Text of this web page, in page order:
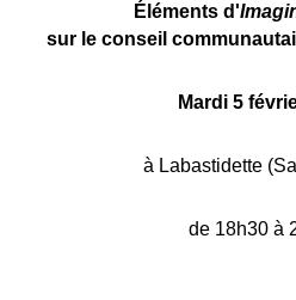
Éléments d'
sur le conseil
Mardi 5
à Labastidette
de 18h30 à